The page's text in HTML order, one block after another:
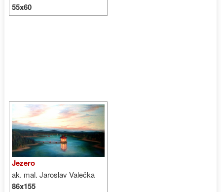
55x60
Jezero
ak. mal. Jaroslav Valečka
86x155